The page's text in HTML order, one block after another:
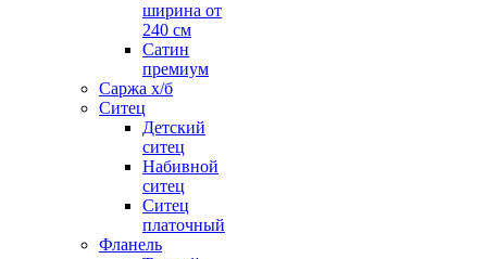
ширина от
240 см
Сатин
премиум
Саржа х/б
Ситец
Детский
ситец
Набивной
ситец
Ситец
платочный
Фланель